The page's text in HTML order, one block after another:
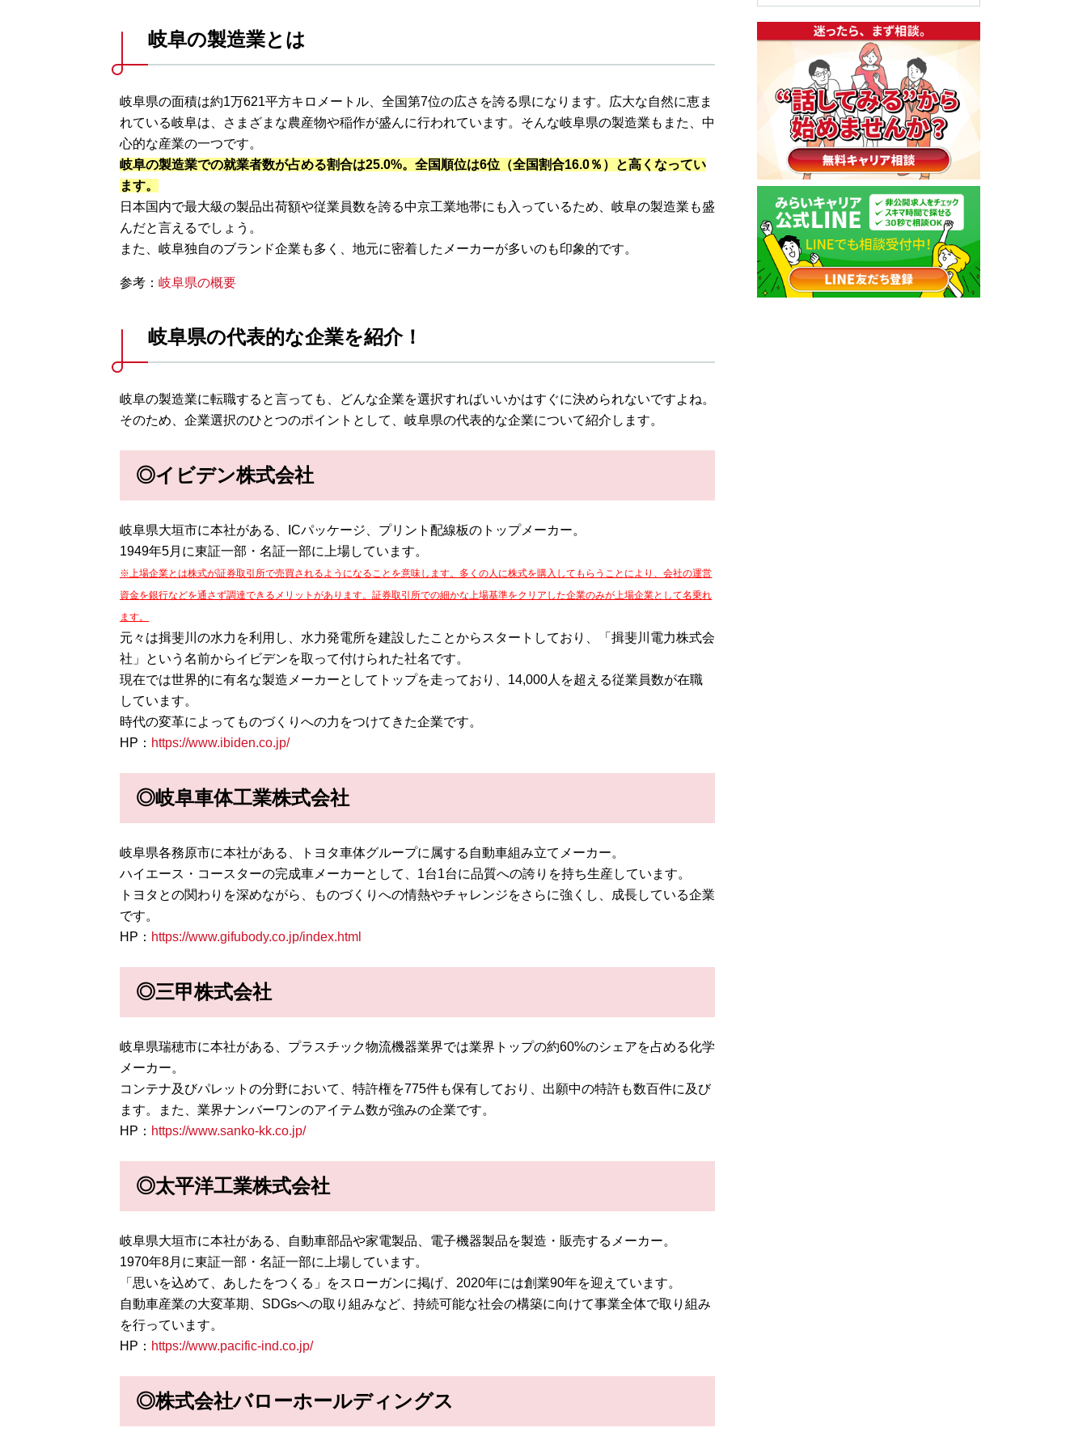
岐阜の製造業とは
岐阜県の面積は約1万621平方キロメートル、全国第7位の広さを誇る県になります。広大な自然に恵ま
れている岐阜は、さまざまな農産物や稲作が盛んに行われています。そんな岐阜県の製造業もまた、中
心的な産業の一つです。
岐阜の製造業での就業者数が占める割合は25.0%。全国順位は6位（全国割合16.0％）と高くなってい
ます。
日本国内で最大級の製品出荷額や従業員数を誇る中京工業地帯にも入っているため、岐阜の製造業も盛
んだと言えるでしょう。
また、岐阜独自のブランド企業も多く、地元に密着したメーカーが多いのも印象的です。
参考：岐阜県の概要
岐阜県の代表的な企業を紹介！
岐阜の製造業に転職すると言っても、どんな企業を選択すればいいかはすぐに決められないですよね。
そのため、企業選択のひとつのポイントとして、岐阜県の代表的な企業について紹介します。
◎イビデン株式会社
岐阜県大垣市に本社がある、ICパッケージ、プリント配線板のトップメーカー。
1949年5月に東証一部・名証一部に上場しています。
※上場企業とは株式が証券取引所で売買されるようになることを意味します。多くの人に株式を購入してもらうことにより、会社の運営
資金を銀行などを通さず調達できるメリットがあります。証券取引所での細かな上場基準をクリアした企業のみが上場企業として名乗れ
ます。
元々は揖斐川の水力を利用し、水力発電所を建設したことからスタートしており、「揖斐川電力株式会
社」という名前からイビデンを取って付けられた社名です。
現在では世界的に有名な製造メーカーとしてトップを走っており、14,000人を超える従業員数が在職
しています。
時代の変革によってものづくりへの力をつけてきた企業です。
HP： https://www.ibiden.co.jp/
◎岐阜車体工業株式会社
岐阜県各務原市に本社がある、トヨタ車体グループに属する自動車組み立てメーカー。
ハイエース・コースターの完成車メーカーとして、1台1台に品質への誇りを持ち生産しています。
トヨタとの関わりを深めながら、ものづくりへの情熱やチャレンジをさらに強くし、成長している企業
です。
HP： https://www.gifubody.co.jp/index.html
◎三甲株式会社
岐阜県瑞穂市に本社がある、プラスチック物流機器業界では業界トップの約60%のシェアを占める化学
メーカー。
コンテナ及びパレットの分野において、特許権を775件も保有しており、出願中の特許も数百件に及び
ます。また、業界ナンバーワンのアイテム数が強みの企業です。
HP： https://www.sanko-kk.co.jp/
◎太平洋工業株式会社
岐阜県大垣市に本社がある、自動車部品や家電製品、電子機器製品を製造・販売するメーカー。
1970年8月に東証一部・名証一部に上場しています。
「思いを込めて、あしたをつくる」をスローガンに掲げ、2020年には創業90年を迎えています。
自動車産業の大変革期、SDGsへの取り組みなど、持続可能な社会の構築に向けて事業全体で取り組み
を行っています。
HP： https://www.pacific-ind.co.jp/
◎株式会社バローホールディングス